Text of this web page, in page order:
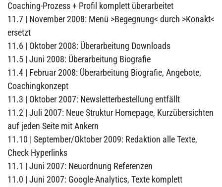
Coaching-Prozess + Profil komplett überarbeitet
11.7 | November 2008: Menü >Begegnung< durch >Konakt<
ersetzt
11.6 | Oktober 2008: Überarbeitung Downloads
11.5 | Juni 2008: Überarbeitung Biografie
11.4 | Februar 2008: Überarbeitung Biografie, Angebote,
Coachingkonzept
11.3 | Oktober 2007: Newsletterbestellung entfällt
11.2 | Juli 2007: Neue Struktur Homepage, Kurzübersichten
auf jeden Seite mit Ankern
11.10 | September/Oktober 2009: Redaktion alle Texte,
Check Hyperlinks
11.1 | Juni 2007: Neuordnung Referenzen
11.0 | Juni 2007: Google-Analytics, Texte komplett